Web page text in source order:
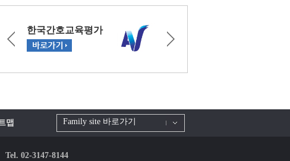
맵 Family site 바로가기
Tel. 02-3147-8144